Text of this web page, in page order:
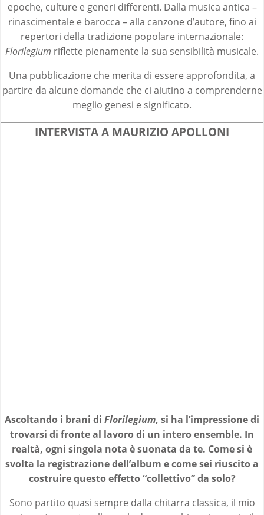
epoche, culture e generi differenti. Dalla musica antica –
rinascimentale e barocca – alla canzone d’autore, fino ai
repertori della tradizione popolare internazionale:
Florilegium riflette pienamente la sua sensibilità musicale.
Una pubblicazione che merita di essere approfondita, a
partire da alcune domande che ci aiutino a comprenderne
meglio genesi e significato.
INTERVISTA A MAURIZIO APOLLONI
Ascoltando i brani di Florilegium, si ha l’impressione di
trovarsi di fronte al lavoro di un intero ensemble. In
realtà, ogni singola nota è suonata da te. Come si è
svolta la registrazione dell’album e come sei riuscito a
costruire questo effetto “collettivo” da solo?
Sono partito quasi sempre dalla chitarra classica, il mio